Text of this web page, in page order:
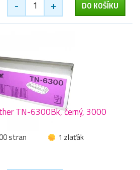
- + DO KOŠÍKU
TN-6300Bk, černý, 3000
stran
1 zlaťák